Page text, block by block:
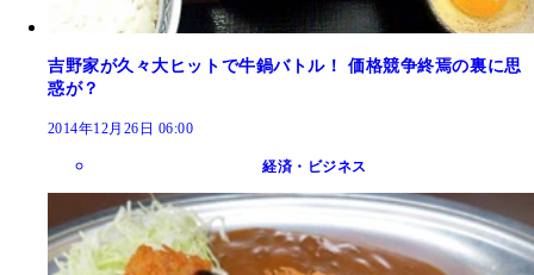
吉野家が久々大ヒットで牛鍋バトル！ 価格競争終焉の裏に思
惑が？
2014年12月26日 06:00
経済・ビジネス